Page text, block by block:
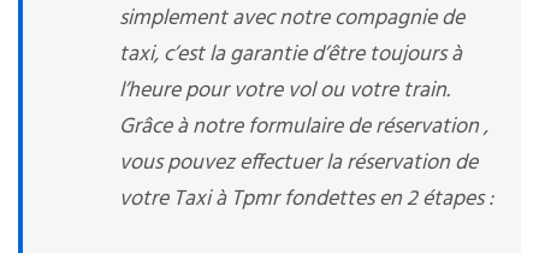
simplement avec notre compagnie de
taxi, c’est la garantie d’être toujours à
l’heure pour votre vol ou votre train.
Grâce à notre formulaire de réservation ,
vous pouvez effectuer la réservation de
votre Taxi à Tpmr fondettes en 2 étapes :